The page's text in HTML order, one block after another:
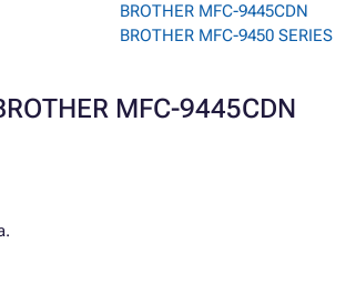
BROTHER MFC-9445CDN
BROTHER MFC-9450 SERIES
MFC-9445CDN